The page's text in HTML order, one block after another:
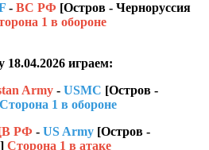
- ВС РФ [Остров - Ч ерноруссия
1 в обороне
18.04.2026 играем:
Army- USMC [Остров -
Сторона 1 в обороне
РФ - US Army [Остров -
Сторона 1 в атаке